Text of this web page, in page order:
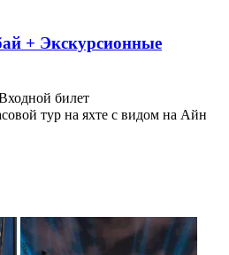
+ Экскурсионные
билет
тур на яхте с видом на Айн